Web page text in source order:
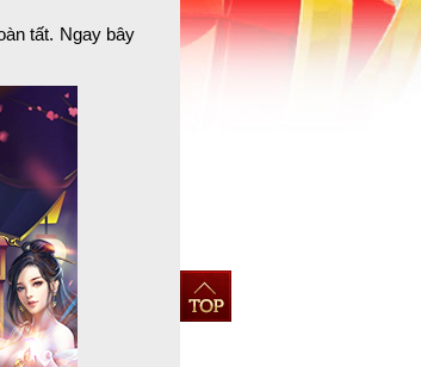
tất. Ngay bây